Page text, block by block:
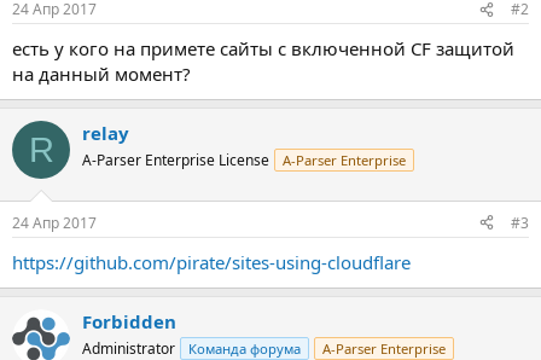
24 Апр 2017 #2
есть у кого на примете сайты с включенной CF защитой
на данный момент?
R relay
A-Parser Enterprise License A-Parser Enterprise
24 Апр 2017 #3
https://github.com/pirate/sites-using-cloudflare
Forbidden
Administrator Команда форума A-Parser Enterprise